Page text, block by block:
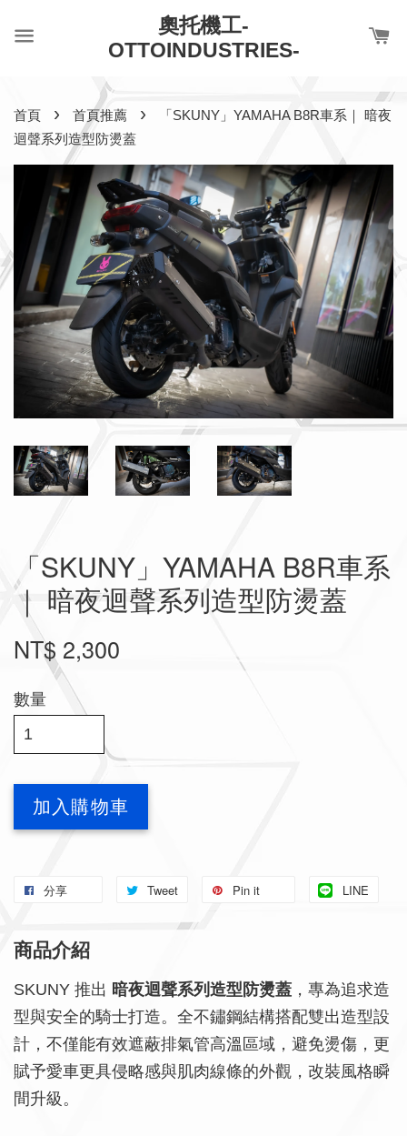
奧托機工-
OTTOINDUSTRIES-
首頁 › 首頁推薦 ›
「SKUNY」YAMAHA B8R車系｜ 暗夜
迴聲系列造型防燙蓋
「SKUNY」YAMAHA B8R車系
｜ 暗夜迴聲系列造型防燙蓋
NT$ 2,300
數量
加入購物車
分享 Tweet Pin it LINE
商品介紹
SKUNY 推出 暗夜迴聲系列造型防燙蓋 ，專為追求造
型與安全的騎士打造。全不鏽鋼結構搭配雙出造型設
計，不僅能有效遮蔽排氣管高溫區域，避免燙傷，更
賦予愛車更具侵略感與肌肉線條的外觀，改裝風格瞬
間升級。